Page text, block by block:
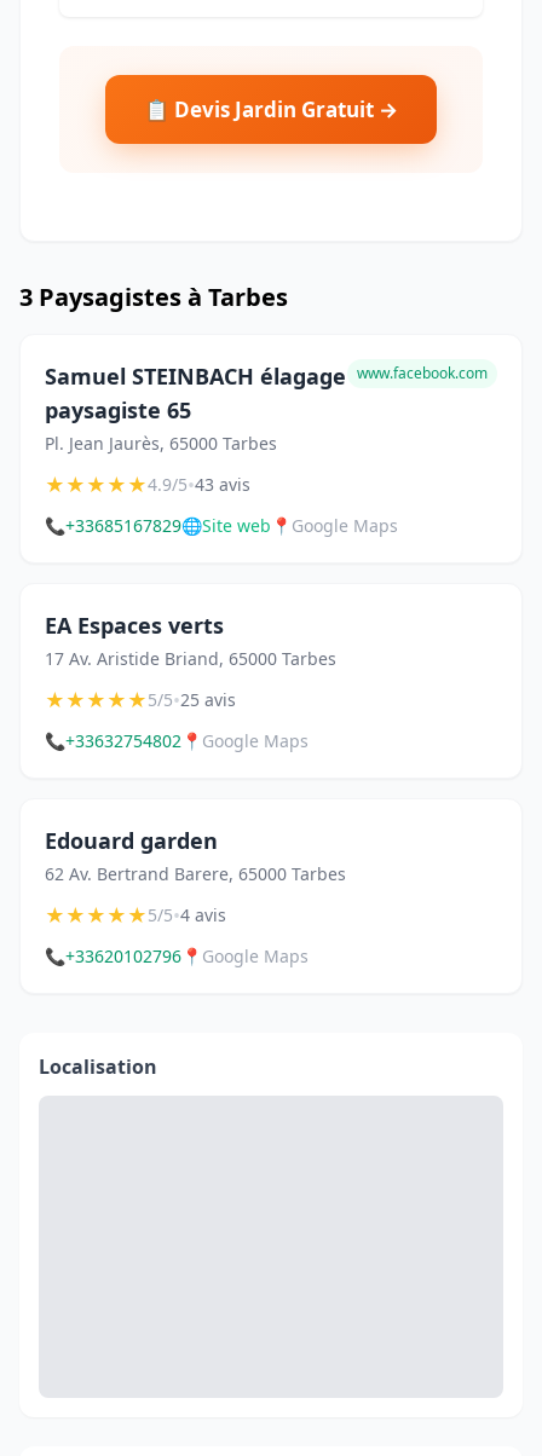
📋 Devis Jardin Gratuit →
3 Paysagistes à Tarbes
Samuel STEINBACH élagage
paysagiste 65
Pl. Jean Jaurès, 65000 Tarbes
www.facebook.com
★★★★★4.9/5•43 avis
📞+33685167829🌐Site web 📍 Google Maps
EA Espaces verts
17 Av. Aristide Briand, 65000 Tarbes
★★★★★5/5•25 avis
📞+33632754802 📍 Google Maps
Edouard garden
62 Av. Bertrand Barere, 65000 Tarbes
★★★★★5/5•4 avis
📞+33620102796 📍 Google Maps
Localisation